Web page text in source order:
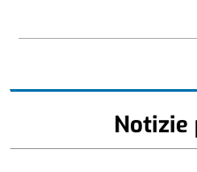
Notizie